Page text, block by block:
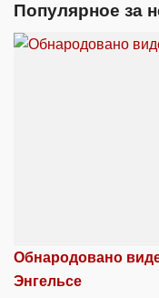
Популярное за
Обнародовано
Энгельсе